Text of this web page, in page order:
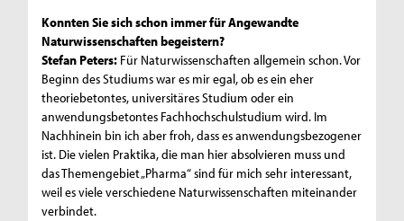
Konnten Sie sich schon immer für Angewandte
Naturwissenschaften begeistern?
Stefan Peters: Für Naturwissenschaften allgemein schon. Vor
Beginn des Studiums war es mir egal, ob es ein eher
theoriebetontes, universitäres Studium oder ein
anwendungsbetontes Fachhochschulstudium wird. Im
Nachhinein bin ich aber froh, dass es anwendungsbezogener
ist. Die vielen Praktika, die man hier absolvieren muss und
das Themengebiet „Pharma“ sind für mich sehr interessant,
weil es viele verschiedene Naturwissenschaften miteinander
verbindet.